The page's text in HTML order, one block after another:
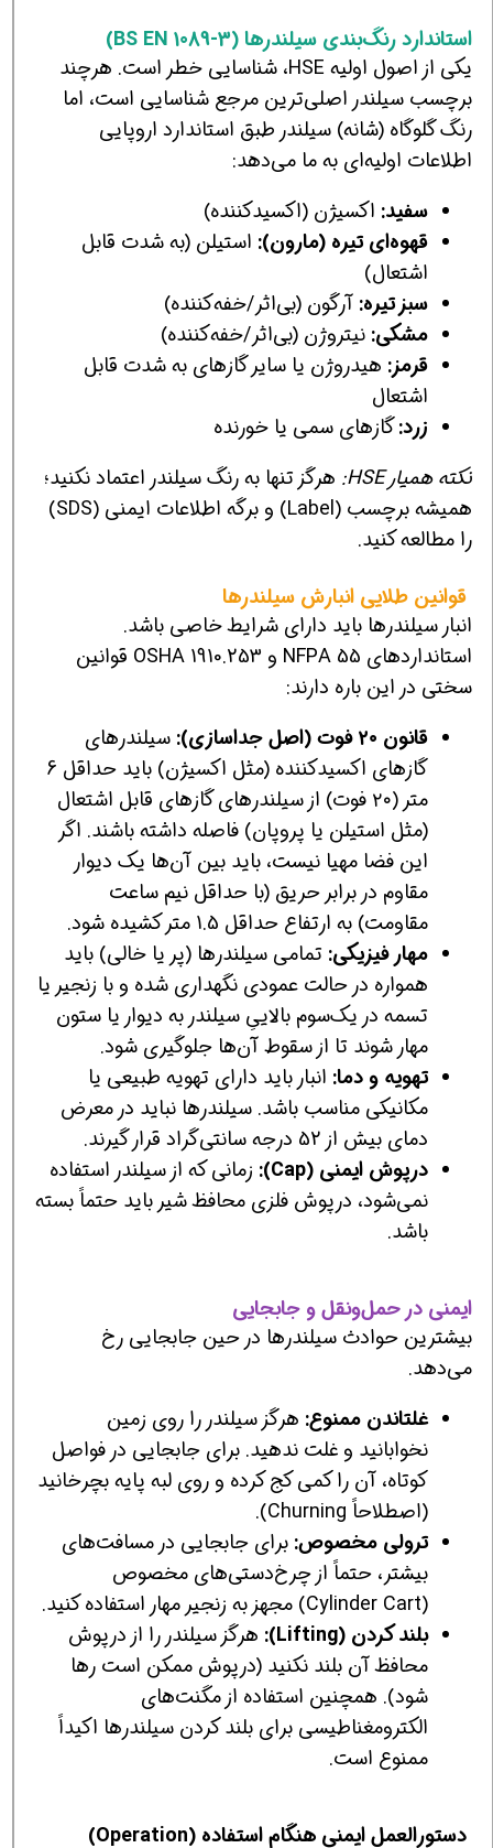
استاندارد رنگ‌بندی سیلندرها (BS EN 1089-3)
یکی از اصول اولیه HSE، شناسایی خطر است. هرچند
برچسب سیلندر اصلی‌ترین مرجع شناسایی است، اما
رنگ گلوگاه (شانه) سیلندر طبق استاندارد اروپایی
اطلاعات اولیه‌ای به ما می‌دهد:
سفید: اکسیژن (اکسیدکننده)
قهوه‌ای تیره (مارون): استیلن (به شدت قابل
اشتعال)
سبز تیره: آرگون (بی‌اثر/خفه‌کننده)
مشکی: نیتروژن (بی‌اثر/خفه‌کننده)
قرمز: هیدروژن یا سایر گازهای به شدت قابل
اشتعال
زرد:گازهای سمی یا خورنده
نکته همیار HSE:
هرگز تنها به رنگ سیلندر اعتماد نکنید؛
همیشه برچسب (Label) و برگه اطلاعات ایمنی (SDS)
را مطالعه کنید.
قوانین طلایی انبارش سیلندرها
انبار سیلندرها باید دارای شرایط خاصی باشد.
استانداردهای NFPA 55 و OSHA 1910.253 قوانین
سختی در این باره دارند:
قانون ۲۰ فوت (اصل جداسازی):
سیلندرهای
گازهای اکسیدکننده (مثل اکسیژن) باید حداقل 6
متر (۲۰ فوت) از سیلندرهای گازهای قابل اشتعال
(مثل استیلن یا پروپان) فاصله داشته باشند. اگر
این فضا مهیا نیست، باید بین آن‌ها یک دیوار
مقاوم در برابر حریق (با حداقل نیم ساعت
مقاومت) به ارتفاع حداقل 1.5 متر کشیده شود.
مهار فیزیکی: تمامی سیلندرها (پر یا خالی) باید
همواره در حالت عمودی نگهداری شده و با زنجیر یا
تسمه در یک‌سوم بالاییِ سیلندر به دیوار یا ستون
مهار شوند تا از سقوط آن‌ها جلوگیری شود.
تهویه و دما: انبار باید دارای تهویه طبیعی یا
مکانیکی مناسب باشد. سیلندرها نباید در معرض
دمای بیش از 52 درجه سانتی‌گراد قرار گیرند.
درپوش ایمنی (Cap):
زمانی که از سیلندر استفاده
نمی‌شود، درپوش فلزی محافظ شیر باید حتماً بسته
باشد.
ایمنی در حمل‌ونقل و جابجایی
بیشترین حوادث سیلندرها در حین جابجایی رخ
می‌دهد.
غلتاندن ممنوع: هرگز سیلندر را روی زمین
نخوابانید و غلت ندهید. برای جابجایی در فواصل
کوتاه، آن را کمی کج کرده و روی لبه پایه بچرخانید
(اصطلاحاً Churning).
ترولی مخصوص: برای جابجایی در مسافت‌های
بیشتر، حتماً از چرخ‌دستی‌های مخصوص
(Cylinder Cart) مجهز به زنجیر مهار استفاده کنید.
بلند کردن (Lifting):
هرگز سیلندر را از درپوش
محافظ آن بلند نکنید (درپوش ممکن است رها
شود). همچنین استفاده از مگنت‌های
الکترومغناطیسی برای بلند کردن سیلندرها اکیداً
ممنوع است.
دستورالعمل ایمنی هنگام استفاده (Operation)